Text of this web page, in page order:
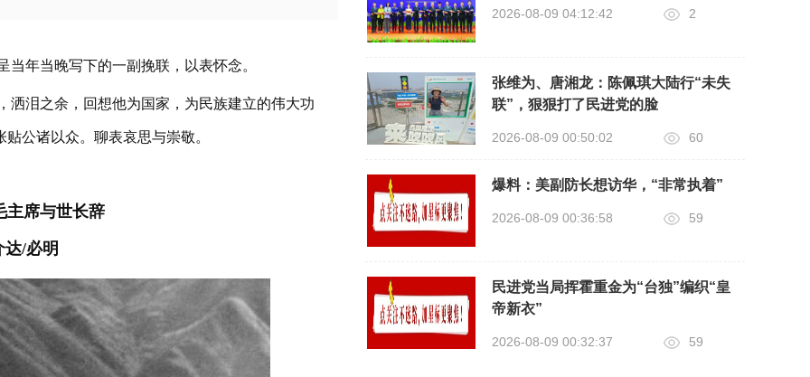
年当晚写下的一副挽联，以表怀念。
洒泪之余，回想他为国家，为民族建立的伟大功
公诸以众。聊表哀思与崇敬。
主席与世长辞
达/必明
2026-08-09 04:12:42 2
张维为、唐湘龙：陈佩琪大陆行“未失
联”，狠狠打了民进党的脸
2026-08-09 00:50:02 60
爆料：美副防长想访华，“非常执着”
2026-08-09 00:36:58 59
民进党当局挥霍重金为“台独”编织“皇
帝新衣”
2026-08-09 00:32:37 59